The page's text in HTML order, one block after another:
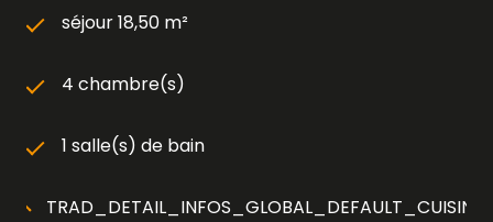
séjour 18,50 m²
4 chambre(s)
1 salle(s) de bain